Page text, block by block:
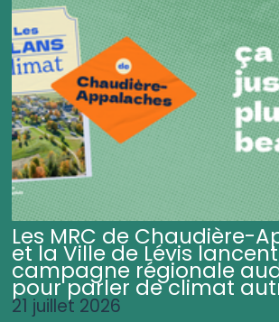
Les MRC de Chaudière-
et la Ville de Lévis
campagne régionale
pour parler de climat
21 juillet 2026